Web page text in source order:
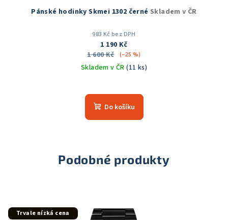
Pánské hodinky Skmei 1302 černé Skladem v ČR
983 Kč bez DPH
1 190 Kč
1 600 Kč
(–25 %)
Skladem v ČR(11 ks)
Do košíku
Podobné produkty
Trvale nízká cena